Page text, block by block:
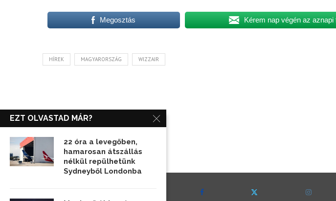
Megosztás Kérem nap végén az
HÍREK MAGYARORSZÁG WIZZAIR
EZT OLVASTAD MÁR?
22 óra a levegőben,
hamarosan átszállás
nélkül repülhetünk
Sydneyből Londonba